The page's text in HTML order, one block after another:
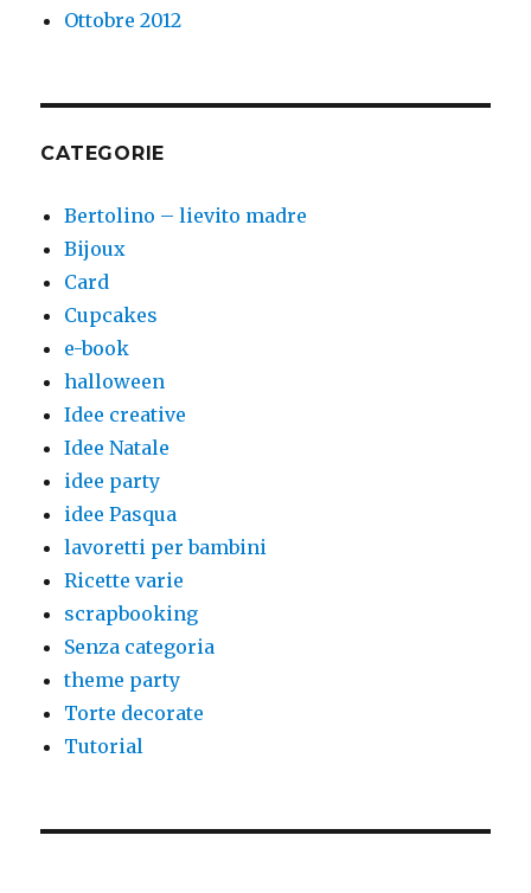
Ottobre 2012
CATEGORIE
Bertolino – lievito madre
Bijoux
Card
Cupcakes
e-book
halloween
Idee creative
Idee Natale
idee party
idee Pasqua
lavoretti per bambini
Ricette varie
scrapbooking
Senza categoria
theme party
Torte decorate
Tutorial